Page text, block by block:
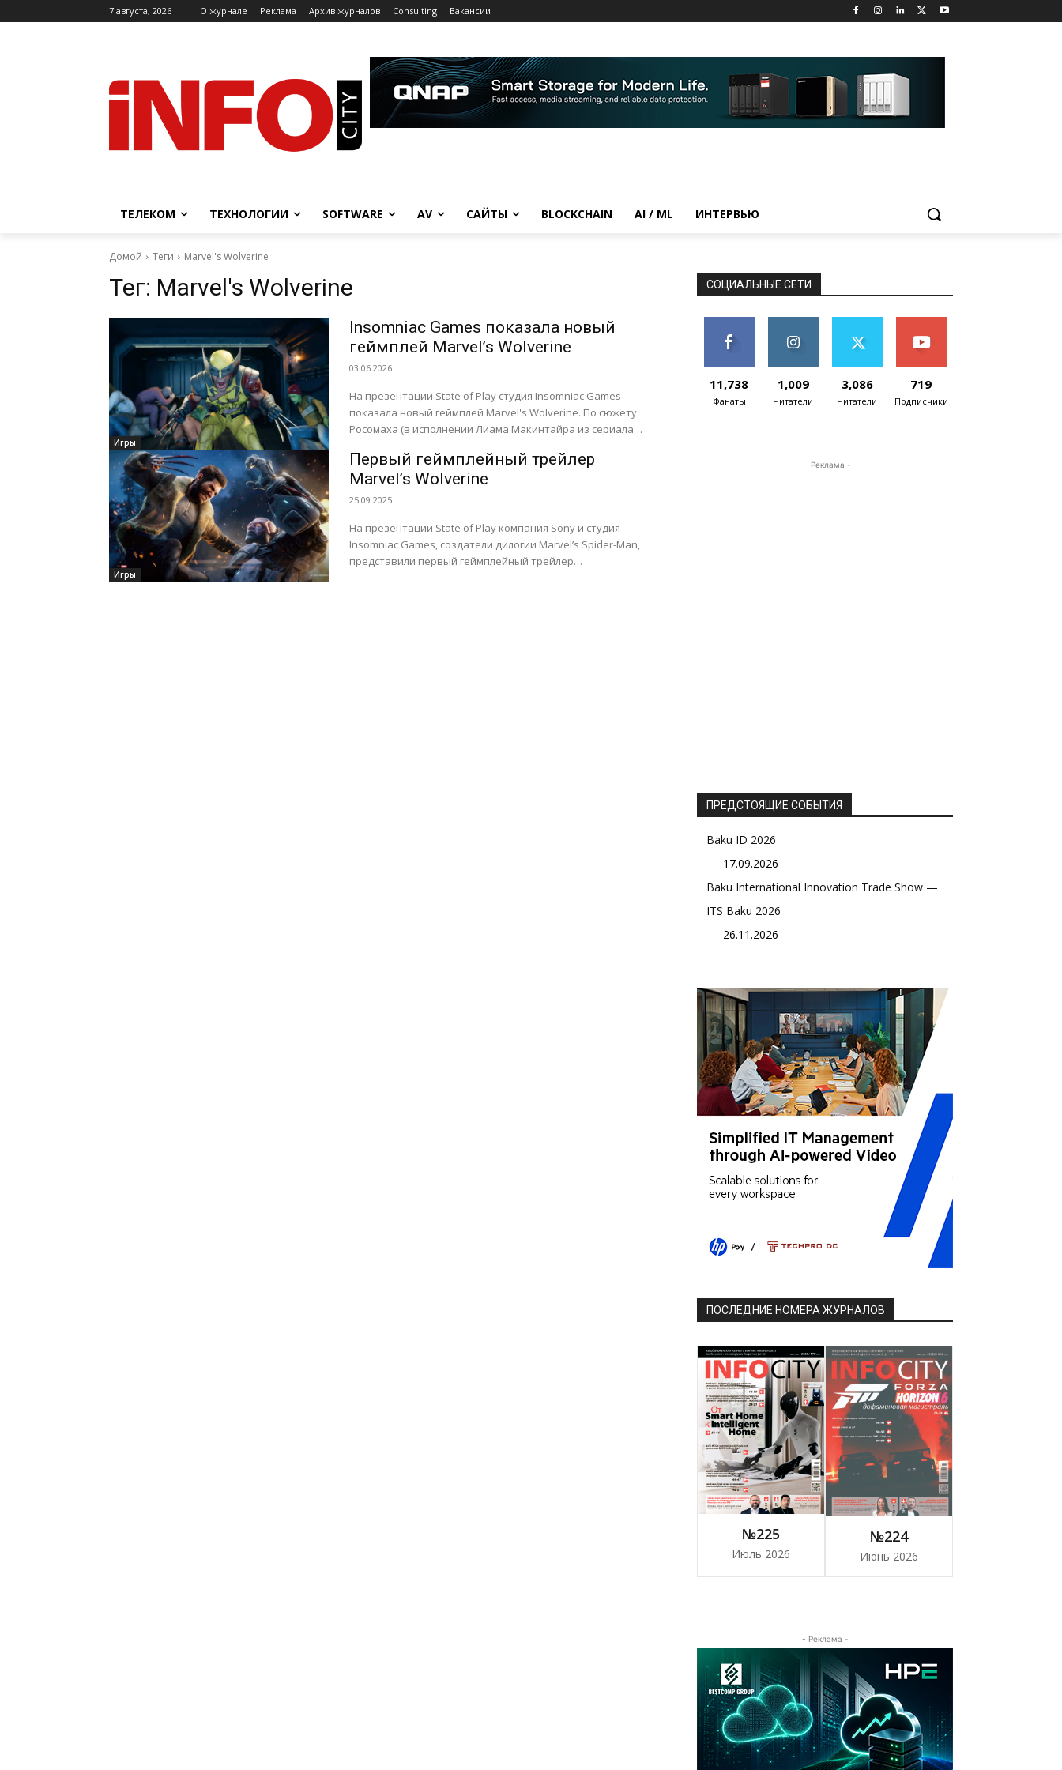
7 августа, 2026 O журнале Реклама Архив журналов Consulting Вакансии
ТЕЛЕКОМ ТЕХНОЛОГИИ SOFTWARE AV САЙТЫ BLOCKCHAIN AI / ML ИНТЕРВЬЮ
Домой Теги Marvel's Wolverine
Тег: Marvel's Wolverine
Игры
Insomniac Games показала новый
геймплей Marvel’s Wolverine
03.06.2026
На презентации State of Play студия Insomniac Games
показала новый геймплей Marvel's Wolverine. По сюжету
Росомаха (в исполнении Лиама Макинтайра из сериала
Игры
Первый геймплейный трейлер
Marvel’s Wolverine
25.09.2025
На презентации State of Play компания Sony и студия
Insomniac Games, создатели дилогии Marvel’s Spider-Man,
представили первый геймплейный трейлер
СОЦИАЛЬНЫЕ СЕТИ
11,738
Фанаты
1,009
Читатели
3,086
Читатели
719
Подписчики
- Реклама -
ПРЕДСТОЯЩИЕ СОБЫТИЯ
Baku ID 2026
17.09.2026
Baku International Innovation Trade Show —
ITS Baku 2026
26.11.2026
ПОСЛЕДНИЕ НОМЕРА ЖУРНАЛОВ
№225
Июль 2026
№224
Июнь 2026
- Реклама -